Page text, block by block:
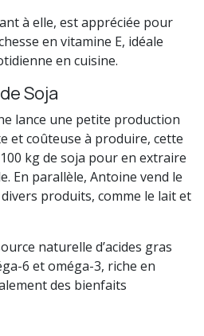
à elle, est appréciée pour
en vitamine E, idéale
en cuisine.
Soja
lance une petite production
et coûteuse à produire, cette
kg de soja pour en extraire
En parallèle, Antoine vend le
produits, comme le lait et
naturelle d’acides gras
6 et oméga-3, riche en
des bienfaits